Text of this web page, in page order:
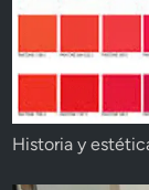
Historia y